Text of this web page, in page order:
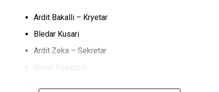
Ardit Bakalli – Kryetar
Bledar Kusari
Ardit Zeka – Sekretar